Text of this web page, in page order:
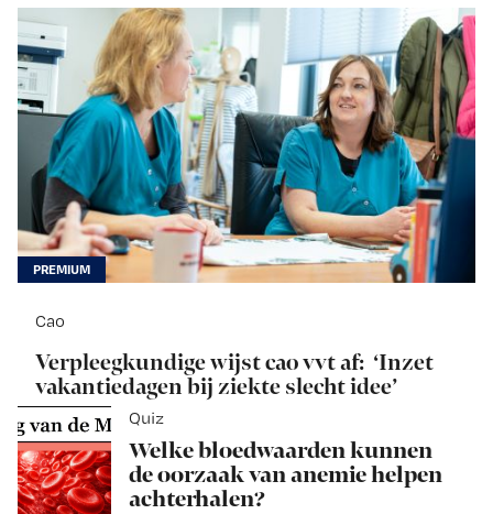
Cao
Verpleegkundige wijst cao vvt af: ‘Inzet
vakantiedagen bij ziekte slecht idee’
Quiz
Welke bloedwaarden kunnen
de oorzaak van anemie helpen
achterhalen?